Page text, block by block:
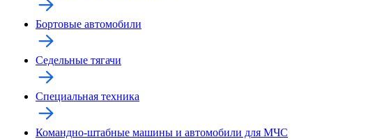
Бортовые автомобили
Седельные тягачи
Специальная техника
Командно-штабные машины и автомобили для МЧС